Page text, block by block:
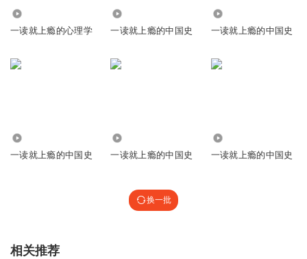
一读就上瘾的心理学 一读就上瘾的中国史 一读就上瘾的中国史
一读就上瘾的中国史 一读就上瘾的中国史 一读就上瘾的中国史
换一批
相关推荐